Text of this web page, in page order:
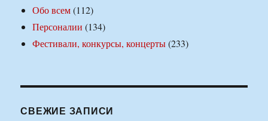
Обо всем(112)
Персоналии (134)
Фестивали, конкурсы, концерты(233)
СВЕЖИЕ ЗАПИСИ